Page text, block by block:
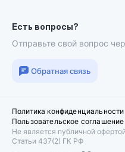
Есть вопросы?
Отправьте свой вопрос
Обратная связь
Политика конфиденциальности
Пользовательское соглашение
Не является публичной
Статьи 437(2) ГК РФ